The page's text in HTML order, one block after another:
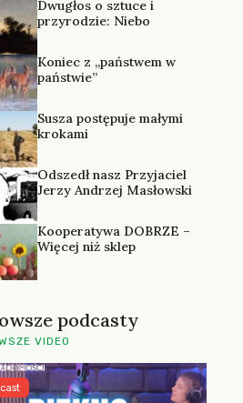
Dwugłos o sztuce i
przyrodzie: Niebo
Koniec z „państwem w
państwie”
Susza postępuje małymi
krokami
Odszedł nasz Przyjaciel
Jerzy Andrzej Masłowski
Kooperatywa DOBRZE –
Więcej niż sklep
podcasty
VIDEO